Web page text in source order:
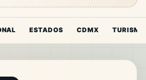
ESTADOS CDMX TURISMO